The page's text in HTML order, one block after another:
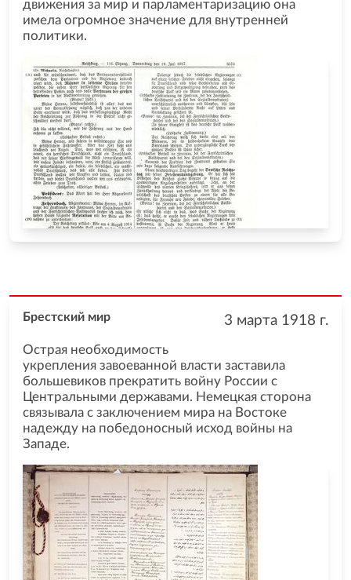
движения за мир и парламентаризацию она
имела огромное значение для внутренней
политики.
3 марта 1918 г.
Брестский мир
Острая необходимость
укрепления завоеванной власти заставила
большевиков прекратить войну России с
Центральными державами. Немецкая сторона
связывала с заключением мира на Востоке
надежду на победоносный исход войны на
Западе.